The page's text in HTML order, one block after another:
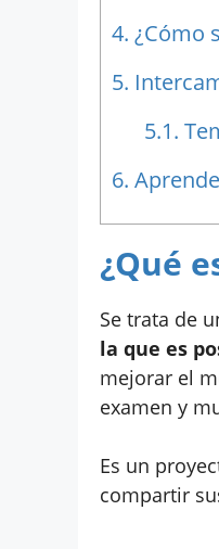
4. ¿Cómo
5.
5.1.
6.
¿Qué
Se trata de
la que es
mejorar el
examen y
Es un
compartir